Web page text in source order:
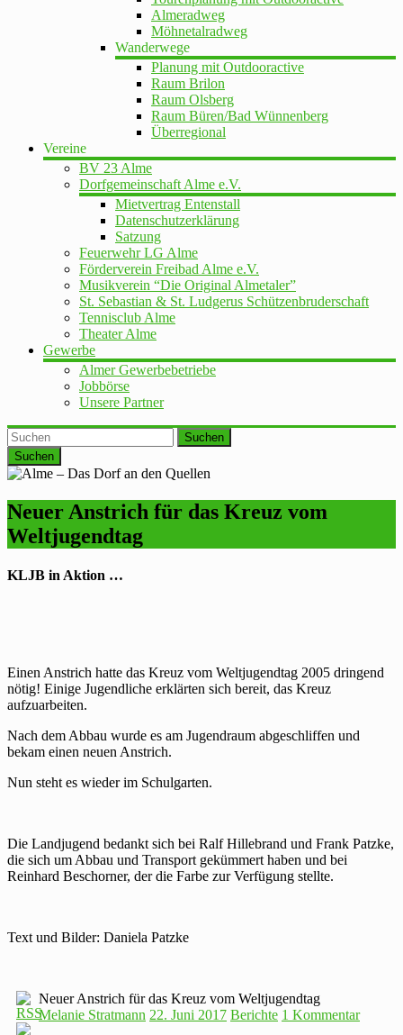
Almeradweg
Möhnetalradweg
Wanderwege
Planung mit Outdooractive
Raum Brilon
Raum Olsberg
Raum Büren/Bad Wünnenberg
Überregional
Vereine
BV 23 Alme
Dorfgemeinschaft Alme e.V.
Mietvertrag Entenstall
Datenschutzerklärung
Satzung
Feuerwehr LG Alme
Förderverein Freibad Alme e.V.
Musikverein “Die Original Almetaler”
St. Sebastian & St. Ludgerus Schützenbruderschaft
Tennisclub Alme
Theater Alme
Gewerbe
Almer Gewerbebetriebe
Jobbörse
Unsere Partner
Suchen
Neuer Anstrich für das Kreuz vom
Weltjugendtag
KLJB in Aktion …
Einen Anstrich hatte das Kreuz vom Weltjugendtag 2005 dringend
nötig! Einige Jugendliche erklärten sich bereit, das Kreuz
aufzuarbeiten.
Nach dem Abbau wurde es am Jugendraum abgeschliffen und
bekam einen neuen Anstrich.
Nun steht es wieder im Schulgarten.
Die Landjugend bedankt sich bei Ralf Hillebrand und Frank Patzke,
die sich um Abbau und Transport gekümmert haben und bei
Reinhard Beschorner, der die Farbe zur Verfügung stellte.
Text und Bilder: Daniela Patzke
Neuer Anstrich für das Kreuz vom Weltjugendtag
Melanie Stratmann 22. Juni 2017 Berichte 1 Kommentar